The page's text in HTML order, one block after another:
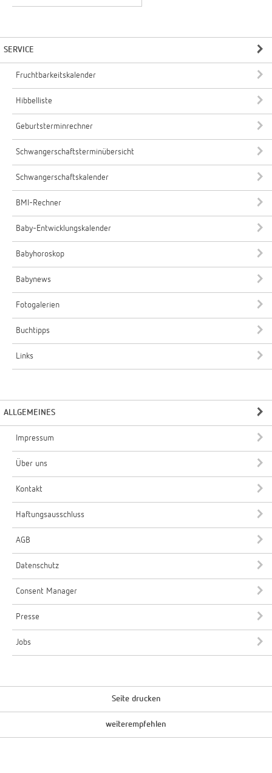
SERVICE
Fruchtbarkeitskalender
Hibbelliste
Geburtsterminrechner
Schwangerschaftsterminübersicht
Schwangerschaftskalender
BMI-Rechner
Baby-Entwicklungskalender
Babyhoroskop
Babynews
Fotogalerien
Buchtipps
Links
ALLGEMEINES
Impressum
Über uns
Kontakt
Haftungsausschluss
AGB
Datenschutz
Consent Manager
Presse
Jobs
Seite drucken
weiterempfehlen